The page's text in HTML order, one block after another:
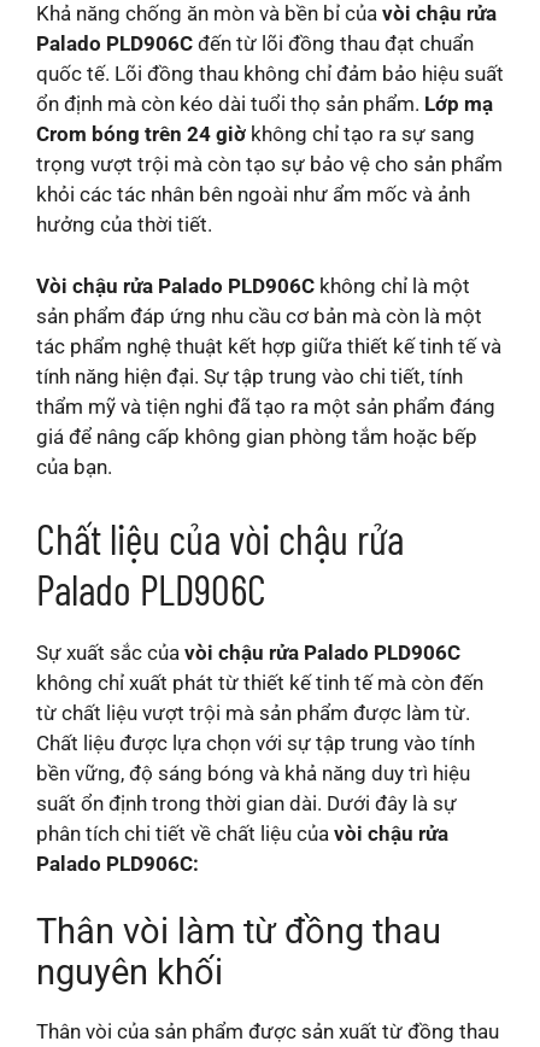
Khả năng chống ăn mòn và bền bỉ của vòi chậu rửa
Palado PLD906C đến từ lõi đồng thau đạt chuẩn
quốc tế. Lõi đồng thau không chỉ đảm bảo hiệu suất
ổn định mà còn kéo dài tuổi thọ sản phẩm. Lớp mạ
Crom bóng trên 24 giờ không chỉ tạo ra sự sang
trọng vượt trội mà còn tạo sự bảo vệ cho sản phẩm
khỏi các tác nhân bên ngoài như ẩm mốc và ảnh
hưởng của thời tiết.
Vòi chậu rửa Palado PLD906C không chỉ là một
sản phẩm đáp ứng nhu cầu cơ bản mà còn là một
tác phẩm nghệ thuật kết hợp giữa thiết kế tinh tế và
tính năng hiện đại. Sự tập trung vào chi tiết, tính
thẩm mỹ và tiện nghi đã tạo ra một sản phẩm đáng
giá để nâng cấp không gian phòng tắm hoặc bếp
của bạn.
Chất liệu của vòi chậu rửa
Palado PLD906C
Sự xuất sắc của vòi chậu rửa Palado PLD906C
không chỉ xuất phát từ thiết kế tinh tế mà còn đến
từ chất liệu vượt trội mà sản phẩm được làm từ.
Chất liệu được lựa chọn với sự tập trung vào tính
bền vững, độ sáng bóng và khả năng duy trì hiệu
suất ổn định trong thời gian dài. Dưới đây là sự
phân tích chi tiết về chất liệu của vòi chậu rửa
Palado PLD906C:
Thân vòi làm từ đồng thau
nguyên khối
Thân vòi của sản phẩm được sản xuất từ đồng thau